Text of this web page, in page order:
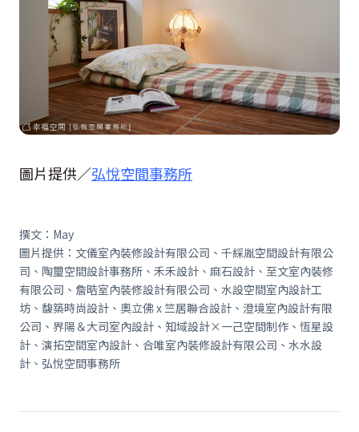
圖片提供／弘悅空間事務所
撰文：May
圖片提供：文儀室內裝修設計有限公司、千綵胤空間設計有限公
司、陶璽空間設計事務所、禾禾設計、麻石設計、至文室內裝修
有限公司、詹晧室內裝修設計有限公司、水設空間室內設計工
坊、馥築時尚設計、奧立佛 x 竺居聯合設計、澄境室內設計有限
公司、界陽＆大司室內設計、知域設計×一己空間制作、恆星設
計、演拓空間室內設計、合唯室內裝修設計有限公司、水水設
計、弘悅空間事務所